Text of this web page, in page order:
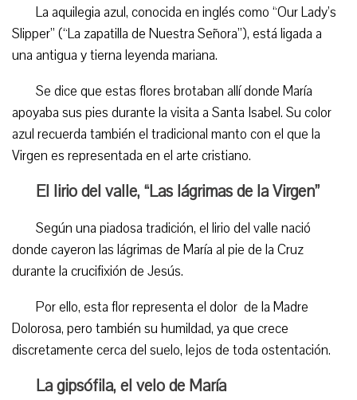
La aquilegia azul, conocida en inglés como “Our Lady’s
Slipper” (“La zapatilla de Nuestra Señora”), está ligada a
una antigua y tierna leyenda mariana.
Se dice que estas flores brotaban allí donde María
apoyaba sus pies durante la visita a Santa Isabel. Su color
azul recuerda también el tradicional manto con el que la
Virgen es representada en el arte cristiano.
El lirio del valle, “Las lágrimas de la Virgen”
Según una piadosa tradición, el lirio del valle nació
donde cayeron las lágrimas de María al pie de la Cruz
durante la crucifixión de Jesús.
Por ello, esta flor representa el dolor de la Madre
Dolorosa, pero también su humildad, ya que crece
discretamente cerca del suelo, lejos de toda ostentación.
La gipsófila, el velo de María